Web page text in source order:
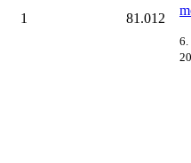
1 81.012
6.